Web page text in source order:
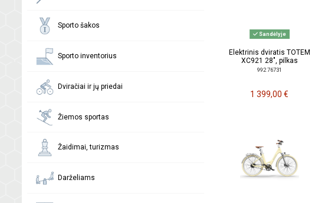
Sandėlyje
Elektrinis dviratis TOTEM
XC921 28", pilkas
992 76731
1 399,00 €
Sporto šakos
Sporto inventorius
Dviračiai ir jų priedai
Žiemos sportas
Žaidimai, turizmas
Darželiams